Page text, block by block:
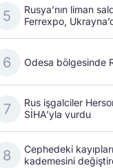
Rusya’nın liman
Ferrexpo,
Odesa bölgesinde
Rus işgalciler
SİHA’yla vurdu
Cephedeki
kademesini